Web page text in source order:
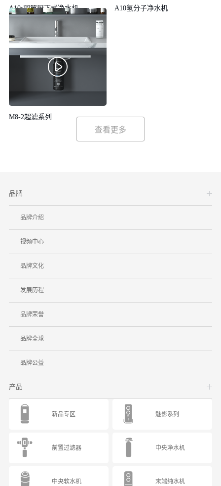
A10s羽翼厨下式净水机 A10氢分子净水机
M8-2超滤系列
品牌
品牌介绍
视频中心
品牌文化
发展历程
品牌荣誉
品牌全球
品牌公益
产品
新品专区 魅影系列
前置过滤器 中央净水机
中央软水机 末端纯水机